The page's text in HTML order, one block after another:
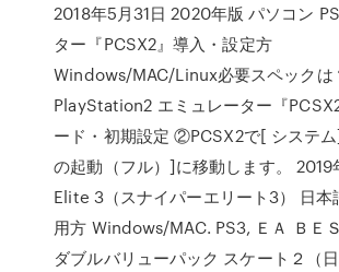
2018年5月31日 2020年版 パソコン
ター『PCSX2』導入・設定方
Windows/MAC/Linux必要スペックは
PlayStation2 エミュレーター『
ード・初期設定 ②PCSX2で[ システ
の起動（フル）]に移動します。
Elite 3（スナイパーエリート3） 日本
用方 Windows/MAC. PS3, ＥＡ ＢＥ
ダブルバリューパック スケート２（